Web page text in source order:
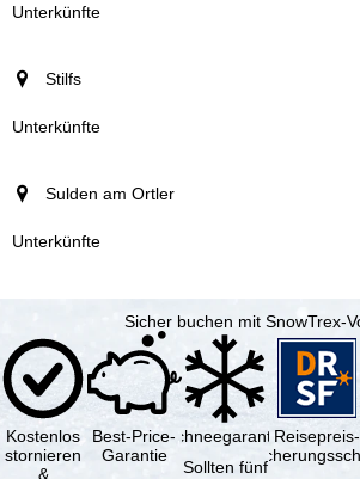
Stilfs
Sulden am Ortler
Sicher buchen mit SnowTrex-
Kostenlos
stornieren
&
Best-Price-
Garantie
Schneegarantie
Sollten fünf
Reisepreis-